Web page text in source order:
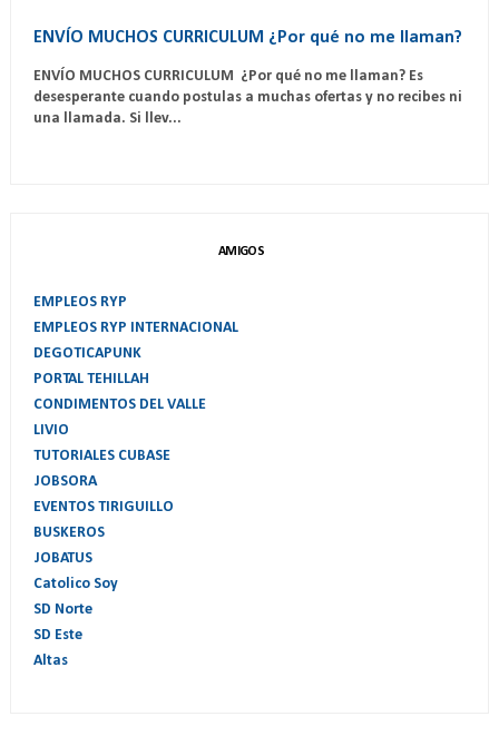
ENVÍO MUCHOS CURRICULUM ¿Por qué no me llaman?
ENVÍO MUCHOS CURRICULUM ¿Por qué no me llaman? Es
desesperante cuando postulas a muchas ofertas y no recibes ni
una llamada. Si llev...
AMIGOS
EMPLEOS RYP
EMPLEOS RYP INTERNACIONAL
DEGOTICAPUNK
PORTAL TEHILLAH
CONDIMENTOS DEL VALLE
LIVIO
TUTORIALES CUBASE
JOBSORA
EVENTOS TIRIGUILLO
BUSKEROS
JOBATUS
Catolico Soy
SD Norte
SD Este
Altas